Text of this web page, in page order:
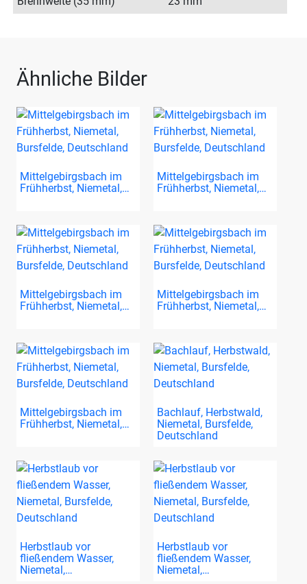
Ähnliche Bilder
Mittelgebirgsbach im
Frühherbst, Niemetal,…
Mittelgebirgsbach im
Frühherbst, Niemetal,…
Mittelgebirgsbach im
Frühherbst, Niemetal,…
Mittelgebirgsbach im
Frühherbst, Niemetal,…
Mittelgebirgsbach im
Frühherbst, Niemetal,…
Bachlauf, Herbstwald,
Niemetal, Bursfelde,
Deutschland
Herbstlaub vor
fließendem Wasser,
Niemetal,…
Herbstlaub vor
fließendem Wasser,
Niemetal,…